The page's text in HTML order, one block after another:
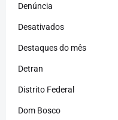
Denúncia
Desativados
Destaques do mês
Detran
Distrito Federal
Dom Bosco